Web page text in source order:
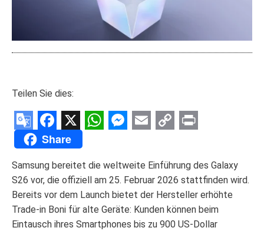
Teilen Sie dies:
Google
Translate
Facebook
X
Link
Share
Samsung bereitet die weltweite Einführung des Galaxy
S26 vor, die offiziell am 25. Februar 2026 stattfinden wird.
Bereits vor dem Launch bietet der Hersteller erhöhte
Trade‑in Boni für alte Geräte: Kunden können beim
Eintausch ihres Smartphones bis zu 900 US‑Dollar